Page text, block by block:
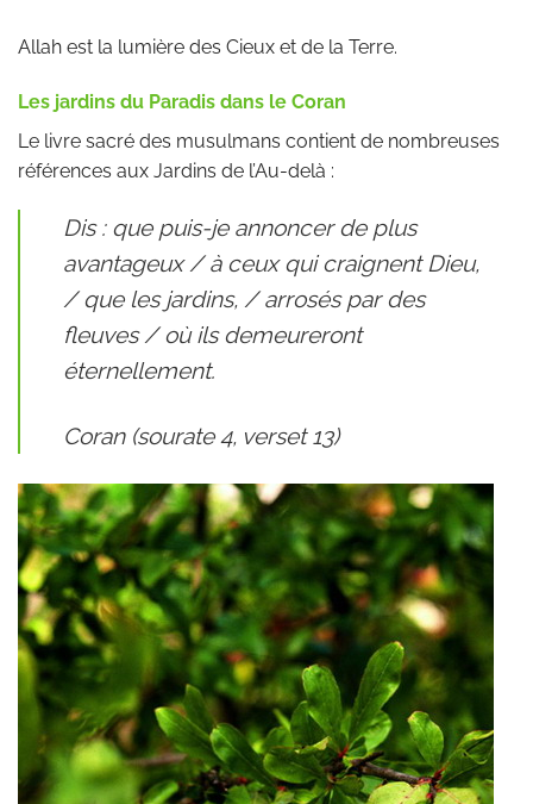
Allah est la lumière des Cieux et de la Terre.
Les jardins du Paradis dans le Coran
Le livre sacré des musulmans contient de nombreuses
références aux Jardins de l’Au-delà :
Dis : que puis-je annoncer de plus
avantageux / à ceux qui craignent Dieu,
/ que les jardins, / arrosés par des
fleuves / où ils demeureront
éternellement.
Coran (sourate 4, verset 13)